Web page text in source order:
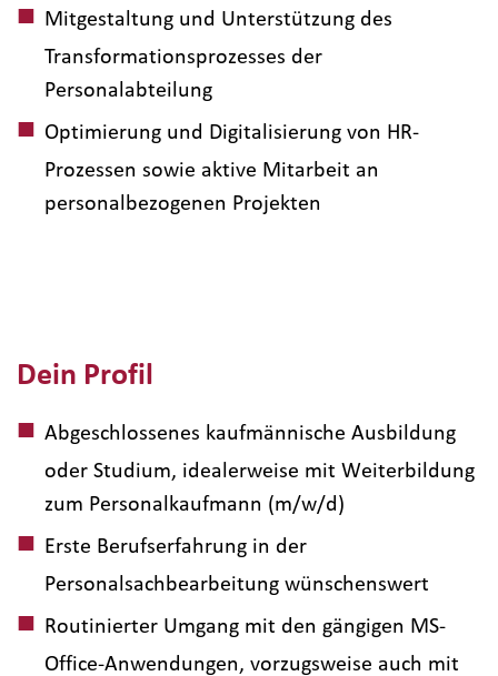
Mitgestaltung und Unterstützung des
Transformationsprozesses der
Personalabteilung
Optimierung und Digitalisierung von HR-
Prozessen sowie aktive Mitarbeit an
personalbezogenen Projekten
Dein Profil
Abgeschlossenes kaufmännische Ausbildung
oder Studium, idealerweise mit Weiterbildung
zum Personalkaufmann (m/w/d)
Erste Berufserfahrung in der
Personalsachbearbeitung wünschenswert
Routinierter Umgang mit den gängigen MS-
Office-Anwendungen, vorzugsweise auch mit